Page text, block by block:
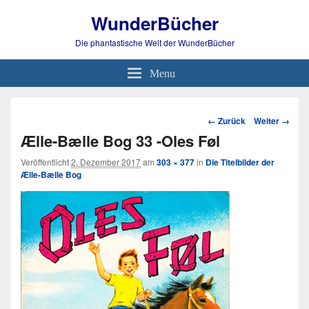
WunderBücher
Die phantastische Welt der WunderBücher
Menu
Bild-
Navigation
← Zurück Weiter →
Ælle-Bælle Bog 33 -Oles Føl
Veröffentlicht2. Dezember 2017am 303 × 377in Die Titelbilder der
Ælle-Bælle Bog